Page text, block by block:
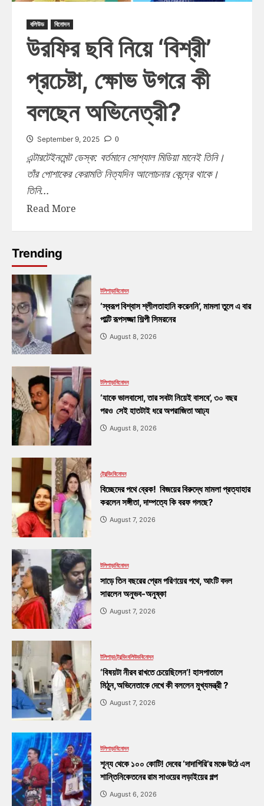
বলিউড বিনোদন
উরফির ছবি নিয়ে ‘বিশ্রী’
প্রচেষ্টা, ক্ষোভ উগরে কী
বলছেন অভিনেত্রী?
September 9, 2025 0
এন্টারটেইনমেন্ট ডেস্ক: বর্তমানে সোশ্যাল মিডিয়া মানেই তিনি।
তাঁর পোশাকের কেরামতি নিত্যদিন আলোচনার কেন্দ্রে থাকে।
তিনি...
Read More
Trending
টলিপাড়াবিনোদন
‘স্বরূপ বিশ্বাস শ্লীলতাহানি করেননি’, মামলা তুলে এ বার
পাল্টি রূপসজ্জা শিল্পী সিমরনের
August 8, 2026
টলিপাড়াবিনোদন
‘যাকে ভালবাসো, তার সবটা নিয়েই বাসবে’, ৩০ বছর
পরও সেই হাতটাই ধরে অপরাজিতা আঢ্য
August 8, 2026
ট্রেন্ডিংবিনোদন
বিচ্ছেদের পথে ব্রেক! বিজয়ের বিরুদ্ধে মামলা প্রত্যাহার
করলেন সঙ্গীতা, দাম্পত্যে কি বরফ গলছে?
August 7, 2026
টলিপাড়াবিনোদন
সাড়ে তিন বছরের প্রেম পরিণয়ের পথে, আংটি বদল
সারলেন অনুভব-অনুষ্কা
August 7, 2026
টলিপাড়াট্রেন্ডিংবলিউডবিনোদন
‘বিষয়টা নীরব রাখতে চেয়েছিলেন’! হাসপাতালে
মিঠুন,অভিনেতাকে দেখে কী বললেন মুখ্যমন্ত্রী ?
August 7, 2026
টলিপাড়াবিনোদন
শূন্য থেকে ১০০ কোটি! দেবের ‘দাদাগিরি’র মঞ্চে উঠে এল
শান্তিনিকেতনের রাম সাওয়ের লড়াইয়ের গল্প
August 6, 2026